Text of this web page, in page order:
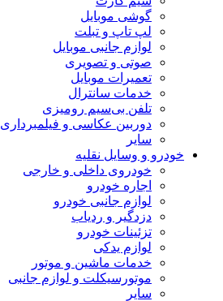
گوشی موبایل
لپ تاپ و تبلت
لوازم جانبی موبایل
صوتی و تصویری
تعمیرات موبایل
خدمات سانترال
تلفن بی‌سیم رومیزی
دوربین عکاسی و فیلمبرداری
سایر
خودرو و وسایل نقلیه
خودروی داخلی و خارجی
اجاره خودرو
لوازم جانبی خودرو
دزدگیر و ردیاب
تزئینات خودرو
لوازم یدکی
خدمات ماشین و موتور
موتورسیکلت و لوازم جانبی
سایر